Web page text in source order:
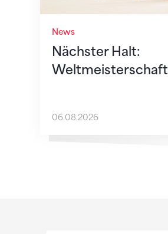
News
Nächster Halt:
Weltmeisterschaft
06.08.2026